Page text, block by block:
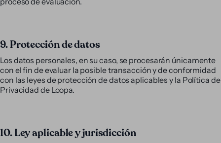
9. Protección de datos
Los datos personales, en su caso, se procesarán únicamente
con el fin de evaluar la posible transacción y de conformidad
con las leyes de protección de datos aplicables y la Política de
Privacidad de Loopa.
10. Ley aplicable y jurisdicción